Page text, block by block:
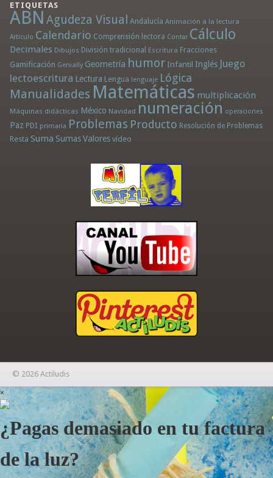
ETIQUETAS
ABN Agudeza Visual Andalucía Animación a la lectura
Artículo Calendario Comprensión lectora Contar Cálculo
Decimales Dibujos División tradicional Escritura Fracciones
Gamificación Genially Geometría humor Infantil Inglés Juego
lectoescritura Lectura Lengua lenguaje Lógica
Manualidades Matemáticas multiplicación
Máquinas didácticas México Navidad numeración operaciones
Paz PDI primaria Problemas Producto Resolución de Problemas
Resta Suma Sumas Valores vídeo
© 2026 Actiludis
×
¿Pagas demasiado en tu factura
de la luz?